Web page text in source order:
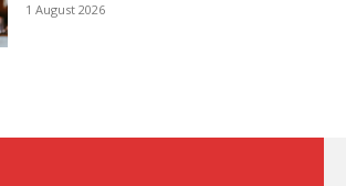
1 August 2026